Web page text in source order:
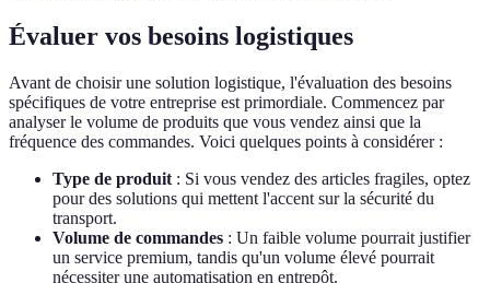
Évaluer vos besoins logistiques
Avant de choisir une solution logistique, l'évaluation des besoins
spécifiques de votre entreprise est primordiale. Commencez par
analyser le volume de produits que vous vendez ainsi que la
fréquence des commandes. Voici quelques points à considérer :
Type de produit : Si vous vendez des articles fragiles, optez
pour des solutions qui mettent l'accent sur la sécurité du
transport.
Volume de commandes : Un faible volume pourrait justifier
un service premium, tandis qu'un volume élevé pourrait
nécessiter une automatisation en entrepôt.